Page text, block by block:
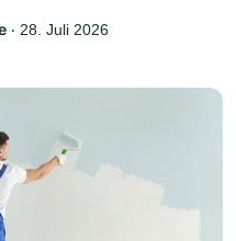
‧ 28. Juli 2026